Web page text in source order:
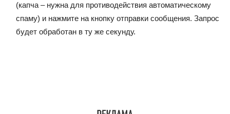
(капча – нужна для противодействия автоматическому
спаму) и нажмите на кнопку отправки сообщения. Запрос
будет обработан в ту же секунду.